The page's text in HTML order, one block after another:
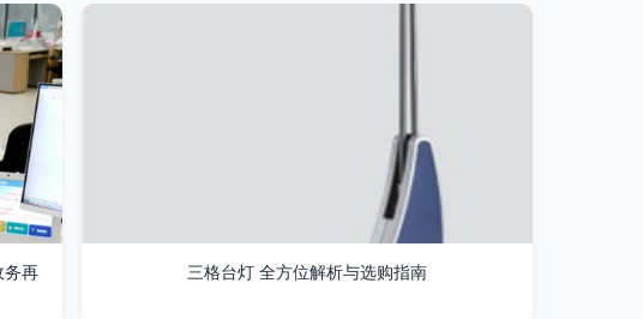
务再
三格台灯 全方位解析与选购指南